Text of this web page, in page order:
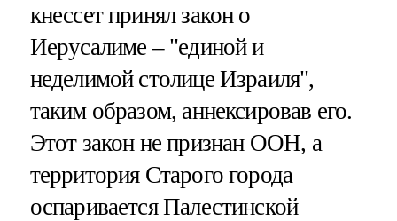
кнессет принял закон о
Иерусалиме – "единой и
неделимой столице Израиля",
таким образом, аннексировав его.
Этот закон не признан ООН, а
территория Старого города
оспаривается Палестинской